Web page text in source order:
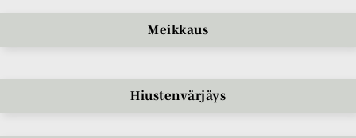
Meikkaus
Hiustenvärjäys